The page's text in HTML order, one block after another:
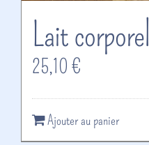
Lait corporel
25,10 €
Ajouter au panier